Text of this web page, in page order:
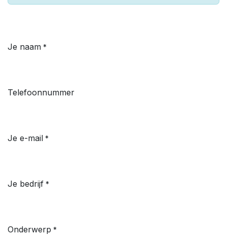
Je naam *
Telefoonnummer
Je e-mail *
Je bedrijf *
Onderwerp *